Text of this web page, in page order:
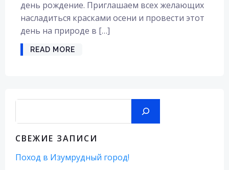
день рождение. Приглашаем всех желающих
насладиться красками осени и провести этот
день на природе в […]
READ MORE
СВЕЖИЕ ЗАПИСИ
Поход в Изумрудный город!